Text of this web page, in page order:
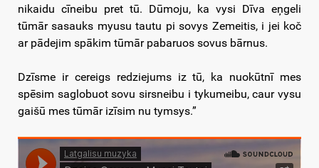
nikaidu cīneibu pret tū. Dūmoju, ka vysi Dīva eņgeli
tūmār sasauks myusu tautu pi sovys Zemeitis, i jei koč
ar pādejim spākim tūmār pabaruos sovus bārnus.
Dzīsme ir cereigs redziejums iz tū, ka nuokūtnī mes
spēsim saglobuot sovu sirsneibu i tykumeibu, caur vysu
gaišū mes tūmār izīsim nu tymsys.”